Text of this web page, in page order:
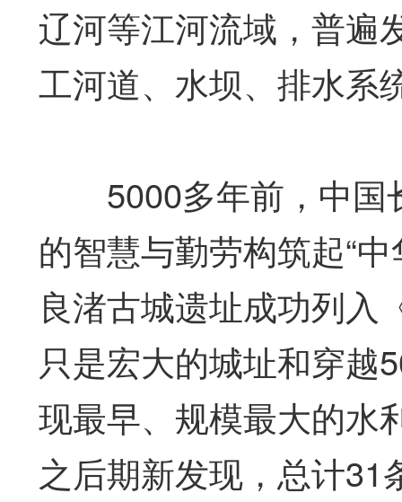
辽河等江河流域，普遍
工河道、水坝、排水系
5000多年前，中国
的智慧与勤劳构筑起“
良渚古城遗址成功列入
只是宏大的城址和穿越
现最早、规模最大的水
之后期新发现，总计